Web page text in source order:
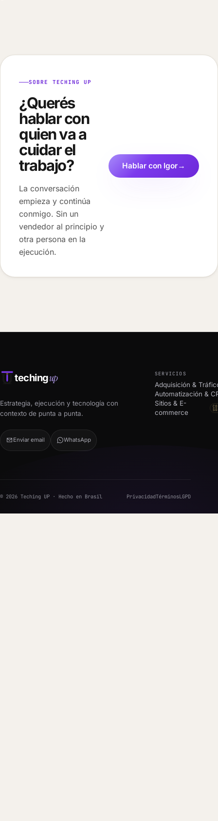
SOBRE TECHING UP
¿Querés
hablar con
quien va a
cuidar el
trabajo?
La conversación
empieza y continúa
conmigo. Sin un
vendedor al principio y
otra persona en la
ejecución.
Hablar con Igor→
techingup
Estrategia, ejecución y tecnología con
contexto de punta a punta.
Enviar email WhatsApp
SERVICIOS
Adquisición &
Automatización &
Sitios & E-
commerce
© 2026 Teching UP · Hecho en Brasil PrivacidadTérminosLGPD